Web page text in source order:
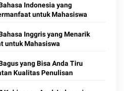
Indonesia yang
untuk Mahasiswa
Inggris yang Menarik
untuk Mahasiswa
yang Bisa Anda Tiru
Kualitas Penulisan